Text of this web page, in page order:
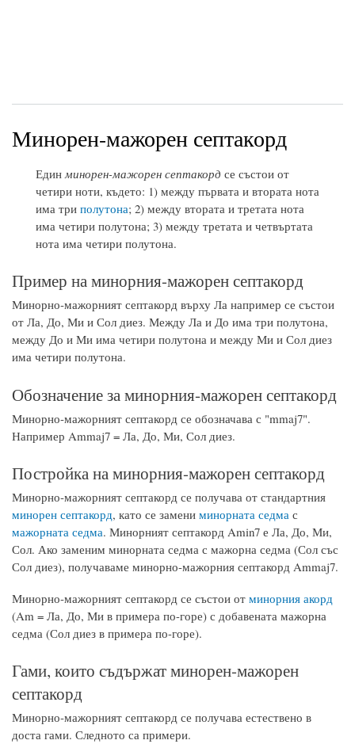
Минорен-мажорен септакорд
Един минорен-мажорен септакорд се състои от
четири ноти, където: 1) между първата и втората нота
има три полутона; 2) между втората и третата нота
има четири полутона; 3) между третата и четвъртата
нота има четири полутона.
Пример на минорния-мажорен септакорд
Минорно-мажорният септакорд върху Ла например се състои
от Ла, До, Ми и Сол диез. Между Ла и До има три полутона,
между До и Ми има четири полутона и между Ми и Сол диез
има четири полутона.
Обозначение за минорния-мажорен септакорд
Минорно-мажорният септакорд се обозначава с "mmaj7".
Например Ammaj7 = Ла, До, Ми, Сол диез.
Постройка на минорния-мажорен септакорд
Минорно-мажорният септакорд се получава от стандартния
минорен септакорд, като се замени минорната седма с
мажорната седма. Минорният септакорд Amin7 е Ла, До, Ми,
Сол. Ако заменим минорната седма с мажорна седма (Сол със
Сол диез), получаваме минорно-мажорния септакорд Ammaj7.
Минорно-мажорният септакорд се състои от минорния акорд
(Am = Ла, До, Ми в примера по-горе) с добавената мажорна
седма (Сол диез в примера по-горе).
Гами, които съдържат минорен-мажорен
септакорд
Минорно-мажорният септакорд се получава естествено в
доста гами. Следното са примери.